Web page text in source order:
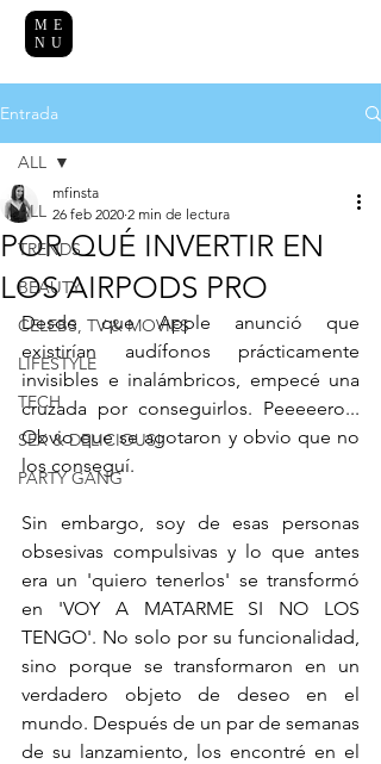
ME
NU
Entrada
ALL
TRENDS
BEAUTY
CELEBS, TV & MOVIES
LIFESTYLE
TECH
SEX & DELICIOUS!
PARTY GANG
ALL
POR QUÉ INVERTIR EN
LOS AIRPODS PRO
mfinsta
26 feb 2020 2 min de lectura
Desde que Apple anunció que
existirían audífonos prácticamente
invisibles e inalámbricos, empecé una
cruzada por conseguirlos. Peeeeero...
Obvio que se agotaron y obvio que no
los conseguí.
Sin embargo, soy de esas personas
obsesivas compulsivas y lo que antes
era un 'quiero tenerlos' se transformó
en 'VOY A MATARME SI NO LOS
TENGO'. No solo por su funcionalidad,
sino porque se transformaron en un
verdadero objeto de deseo en el
mundo. Después de un par de semanas
de su lanzamiento, los encontré en el